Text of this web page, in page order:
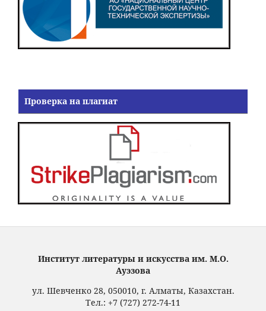
Проверка на плагиат
Институт литературы и искусства им. М.О.
Ауэзова
ул. Шевченко 28, 050010, г. Алматы, Казахстан.
Тел.: +7 (727) 272-74-11